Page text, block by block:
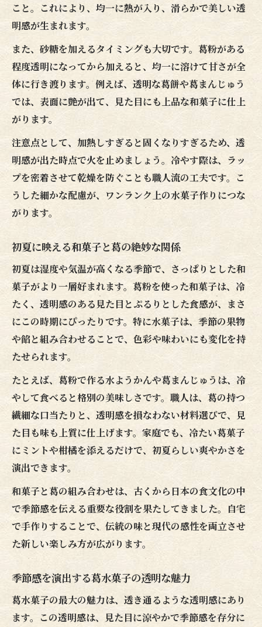
こと。これにより、均一に熱が入り、滑らかで美しい透
明感が生まれます。
また、砂糖を加えるタイミングも大切です。葛粉がある
程度透明になってから加えると、均一に溶けて甘さが全
体に行き渡ります。例えば、透明な葛餅や葛まんじゅう
では、表面に艶が出て、見た目にも上品な和菓子に仕上
がります。
注意点として、加熱しすぎると固くなりすぎるため、透
明感が出た時点で火を止めましょう。冷やす際は、ラッ
プを密着させて乾燥を防ぐことも職人流の工夫です。こ
うした細かな配慮が、ワンランク上の水菓子作りにつな
がります。
初夏に映える和菓子と葛の絶妙な関係
初夏は湿度や気温が高くなる季節で、さっぱりとした和
菓子がより一層好まれます。葛粉を使った和菓子は、冷
たく、透明感のある見た目とぷるりとした食感が、まさ
にこの時期にぴったりです。特に水菓子は、季節の果物
や餡と組み合わせることで、色彩や味わいにも変化を持
たせられます。
たとえば、葛粉で作る水ようかんや葛まんじゅうは、冷
やして食べると格別の美味しさです。職人は、葛の持つ
繊細な口当たりと、透明感を損なわない材料選びで、見
た目も味も上質に仕上げます。家庭でも、冷たい葛菓子
にミントや柑橘を添えるだけで、初夏らしい爽やかさを
演出できます。
和菓子と葛の組み合わせは、古くから日本の食文化の中
で季節感を伝える重要な役割を果たしてきました。自宅
で手作りすることで、伝統の味と現代の感性を両立させ
た新しい楽しみ方が広がります。
季節感を演出する葛水菓子の透明な魅力
葛水菓子の最大の魅力は、透き通るような透明感にあり
ます。この透明感は、見た目に涼やかで季節感を存分に